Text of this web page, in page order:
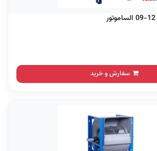
سفارش و خرید